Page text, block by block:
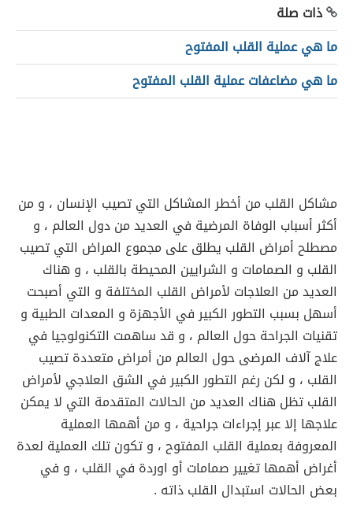
ذات صلة
ما هي عملية القلب المفتوح
ما هي مضاعفات عملية القلب المفتوح
مشاكل القلب من أخطر المشاكل التي تصيب الإنسان ، و من
أكثر أسباب الوفاة المرضية في العديد من دول العالم ، و
مصطلح أمراض القلب يطلق على مجموع المراض التي تصيب
القلب و الصمامات و الشرايين المحيطة بالقلب ، و هناك
العديد من العلاجات لأمراض القلب المختلفة و التي أصبحت
أسهل بسبب التطور الكبير في الأجهزة و المعدات الطبية و
تقنيات الجراحة حول العالم ، و قد ساهمت التكنولوجيا في
علاج آلاف المرضى حول العالم من أمراض متعددة تصيب
القلب ، و لكن رغم التطور الكبير في الشق العلاجي لأمراض
القلب تظل هناك العديد من الحالات المتقدمة التي لا يمكن
علاجها إلا عبر إجراءات جراحية ، و من أهمها العملية
المعروفة بعملية القلب المفتوح ، و تكون تلك العملية لعدة
أغراض أهمها تغيير صمامات أو اوردة في القلب ، و في
بعض الحالات استبدال القلب ذاته .